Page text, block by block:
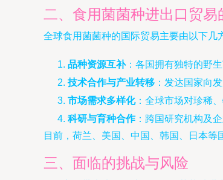
二、食用菌菌种进出口贸易
全球食用菌菌种的国际贸易主要由以下几
品种资源互补：各国拥有独特的野
技术合作与产业转移 ：发达国家向
市场需求多样化：全球市场对珍稀
科研与育种合作：跨国研究机构及
目前，荷兰、美国、中国、韩国、日本
三、面临的挑战与风险